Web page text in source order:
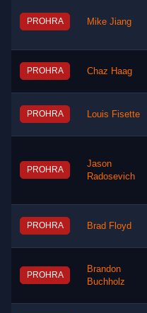
PROHRA Mike Jiang
PROHRA Chaz Haag
PROHRA Louis Fisette
PROHRA
Jason
Radosevich
PROHRA Brad Floyd
PROHRA
Brandon
Buchholz